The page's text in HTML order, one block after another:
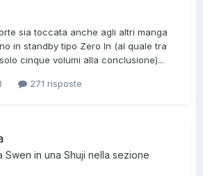
sia toccata anche agli altri manga
in standby tipo Zero In (al quale tra
cinque volumi alla conclusione)...
271 risposte
Swen in una Shuji nella sezione